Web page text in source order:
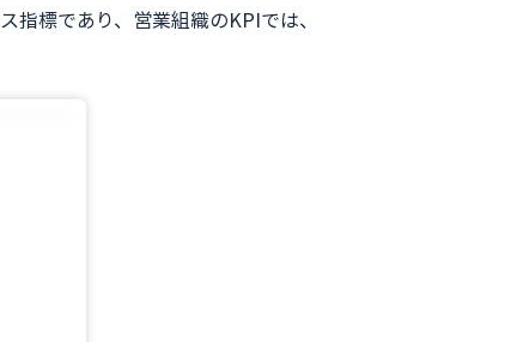
標であり、営業組織のKPIでは、